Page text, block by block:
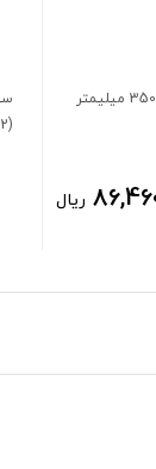
سیلندر دوطرفه pnc با قطر 63 و کورس 350 میلیمتر
ریال
(ISO 15552)